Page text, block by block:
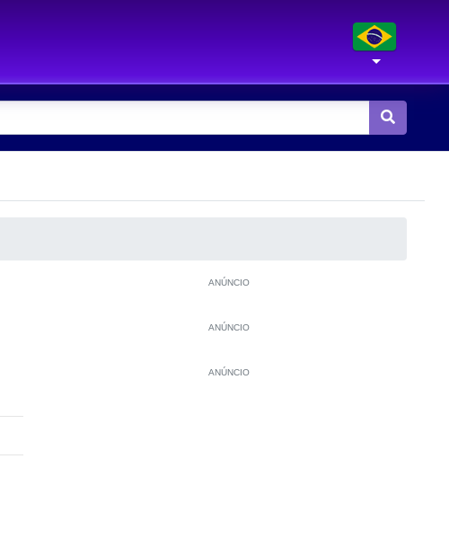
ANÚNCIO
ANÚNCIO
ANÚNCIO